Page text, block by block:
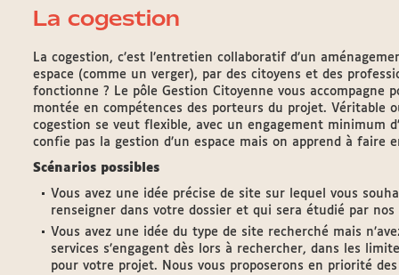
La cogestion
La cogestion, c’est l’entretien collaboratif d’un
espace (comme un verger), par des citoyens et des
fonctionne ? Le pôle Gestion Citoyenne vous accompagne
montée en compétences des porteurs du projet. Véritable
cogestion se veut flexible, avec un engagement minimum
confie pas la gestion d’un espace mais on apprend à faire
Scénarios possibles
Vous avez une idée précise de site sur lequel vous
renseigner dans votre dossier et qui sera étudié par nos
Vous avez une idée du type de site recherché mais
services s’engagent dès lors à rechercher, dans les
pour votre projet. Nous vous proposerons en priorité